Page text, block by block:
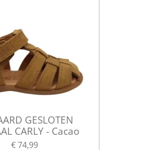
GESLOTEN
CARLY - Cacao
€ 74,99